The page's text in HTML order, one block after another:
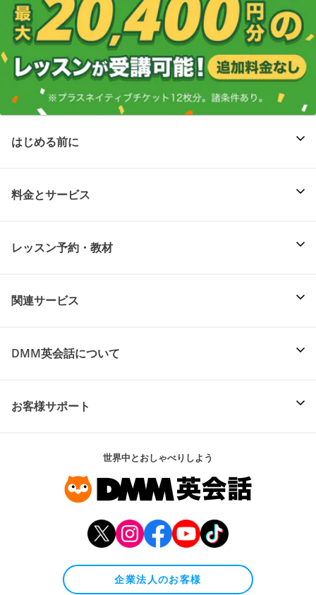
はじめる前に
料金とサービス
レッスン予約・教材
関連サービス
DMM英会話について
お客様サポート
世界中とおしゃべりしよう
企業法人のお客様